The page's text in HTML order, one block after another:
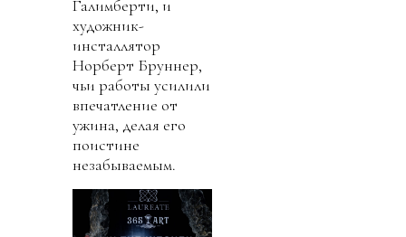
Галимберти, и
художник-
инсталлятор
Норберт Бруннер,
чьи работы усилили
впечатление от
ужина, делая его
поистине
незабываемым.